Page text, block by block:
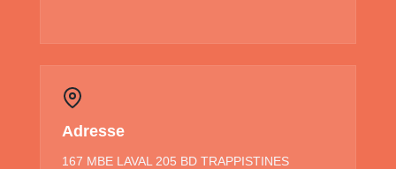
Adresse
167 MBE LAVAL 205 BD TRAPPISTINES